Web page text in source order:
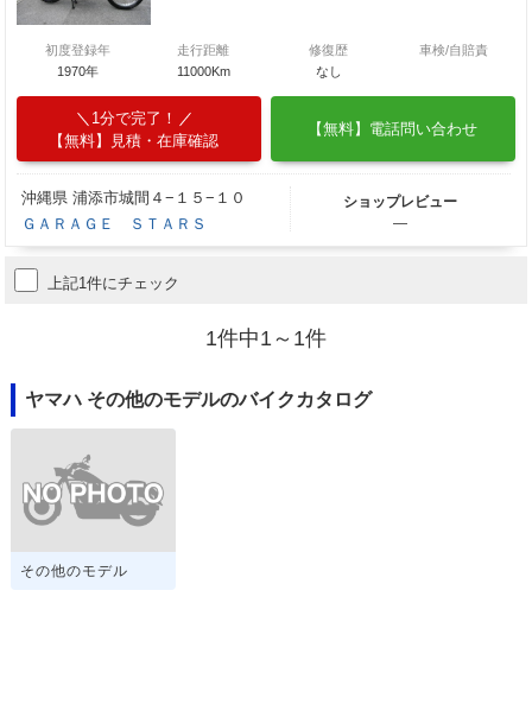
初度登録年
1970年
走行距離
11000Km
修復歴
なし
車検/自賠責
1分で完了！
【無料】見積・在庫確認
【無料】電話問い合わせ
沖縄県 浦添市城間４−１５−１０
ＧＡＲＡＧＥ ＳＴＡＲＳ
ショップレビュー
―
上記1件にチェック
1件中1～1件
ヤマハ その他のモデルのバイクカタログ
その他のモデル